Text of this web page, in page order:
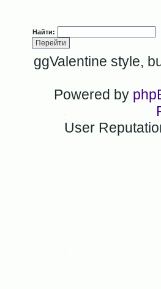
Найти:
ggValentine style,
Powered by
User